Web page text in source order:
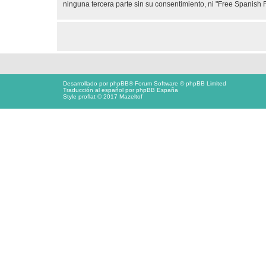
ninguna tercera parte sin su consentimiento, ni "Free
Desarrollado porphpBB® Forum Software © phpBB Limited
Traducción al español porphpBB España
Style proflat © 2017 Mazeltof